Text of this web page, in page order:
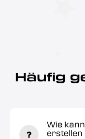
Häufig
Wie
erstellen